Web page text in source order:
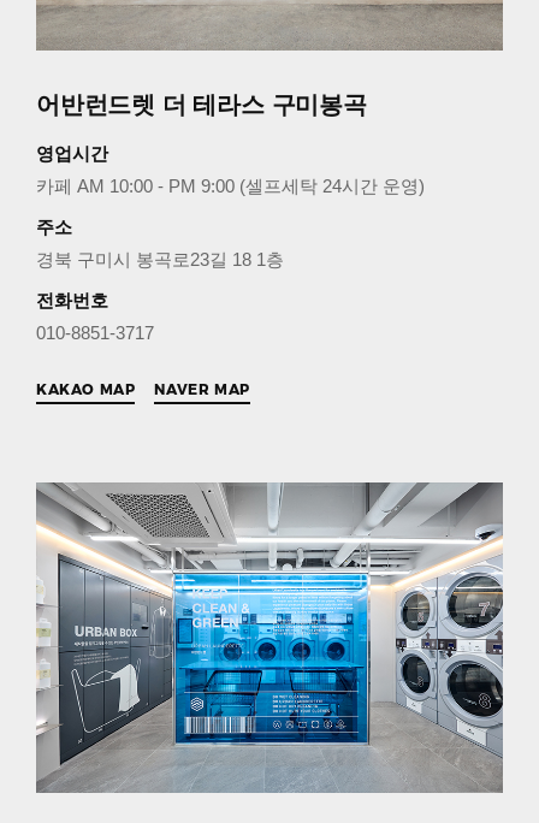
어반런드렛 더 테라스 구미봉곡
영업시간
카페 AM 10:00 - PM 9:00 (셀프세탁 24시간 운영)
주소
경북 구미시 봉곡로23길 18 1층
전화번호
010-8851-3717
KAKAO MAP NAVER MAP